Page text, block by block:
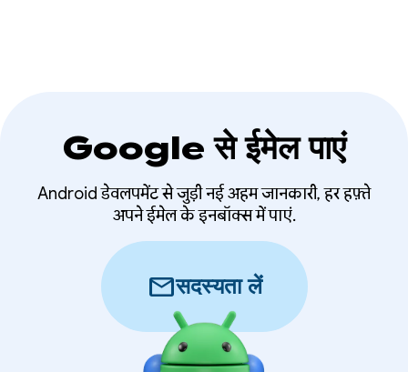
Google से ईमेल पाएं
Android डेवलपमेंट से जुड़ी नई अहम जानकारी, हर हफ़्ते
अपने ईमेल के इनबॉक्स में पाएं.
mailसदस्यता लें